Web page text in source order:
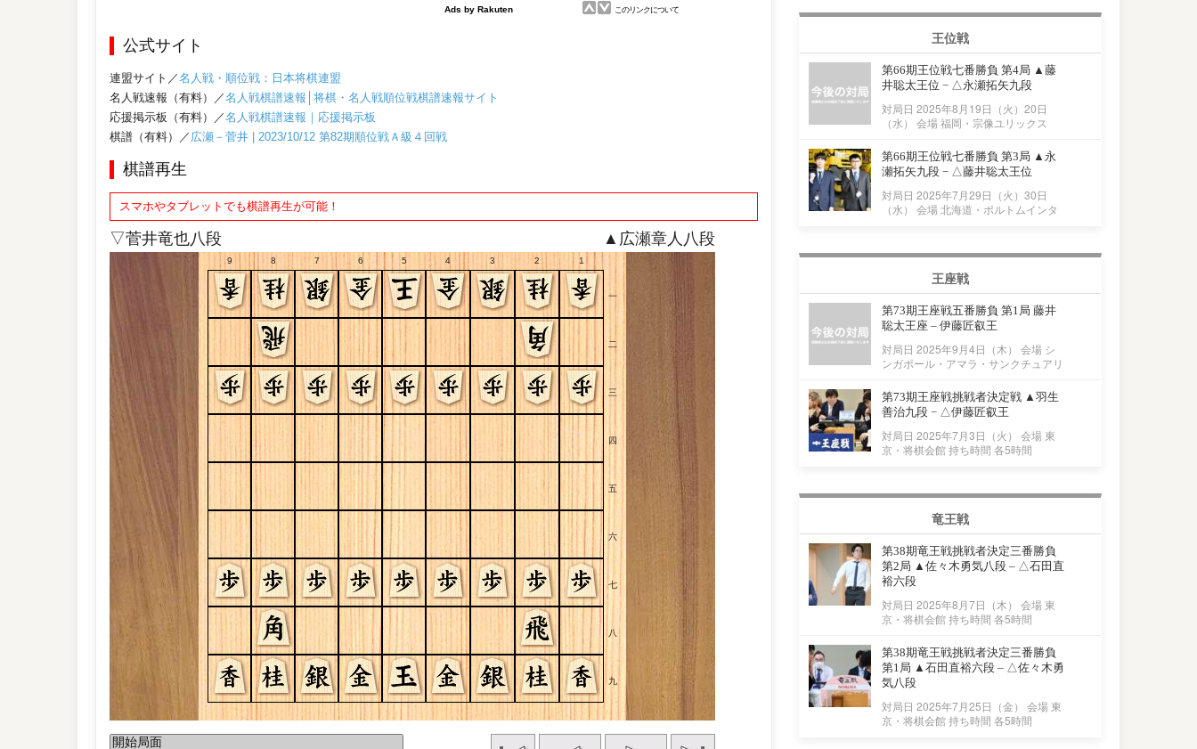
公式サイト
連盟サイト／名人戦・順位戦：日本将棋連盟
名人戦速報（有料）／名人戦棋譜速報│将棋・名人戦順位戦棋譜速報サイト
応援掲示板（有料）／名人戦棋譜速報｜応援掲示板
棋譜（有料）／ 広瀬－菅井 | 2023/10/12 第82期順位戦Ａ級４回戦
棋譜再生
スマホやタブレットでも棋譜再生が可能！
▽菅井竜也八段 ▲広瀬章人八段
9 8 7 6 5 4 3 2 1
一
二
三
四
五
六
七
八
九
王位戦
第66期王位戦七番勝負 第4局 ▲藤
井聡太王位 − △永瀬拓矢九段
対局日 2025年8月19日（火）20日
（水） 会場 福岡・宗像ユリックス
第66期王位戦七番勝負 第3局 ▲永
瀬拓矢九段 − △藤井聡太王位
対局日 2025年7月29日（火）30日
（水） 会場 北海道・ポルトムインタ
王座戦
第73期王座戦五番勝負 第1局 藤井
聡太王座 – 伊藤匠叡王
対局日 2025年9月4日（木） 会場 シ
ンガポール・アマラ・サンクチュアリ
第73期王座戦挑戦者決定戦 ▲羽生
善治九段 − △伊藤匠叡王
対局日 2025年7月3日（火） 会場 東
京・将棋会館 持ち時間 各5時間
竜王戦
第38期竜王戦挑戦者決定三番勝負
第2局 ▲佐々木勇気八段 – △石田直
裕六段
対局日 2025年8月7日（木） 会場 東
京・将棋会館 持ち時間 各5時間
第38期竜王戦挑戦者決定三番勝負
第1局 ▲石田直裕六段 – △佐々木勇
気八段
対局日 2025年7月25日（金） 会場 東
京・将棋会館 持ち時間 各5時間